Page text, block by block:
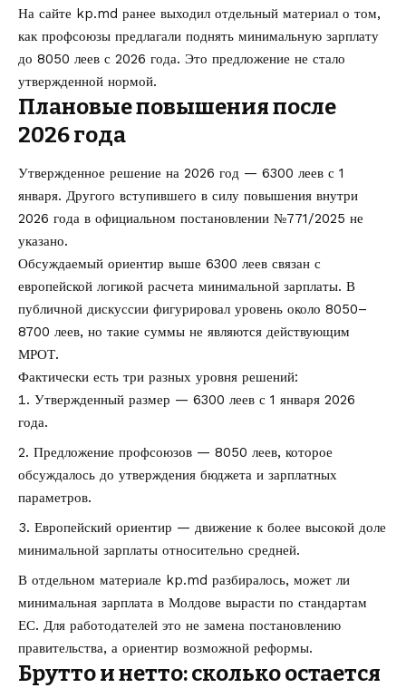
На сайте kp.md ранее выходил отдельный материал о том,
как профсоюзы предлагали поднять минимальную зарплату
до 8050 леев с 2026 года. Это предложение не стало
утвержденной нормой.
Плановые повышения после
2026 года
Утвержденное решение на 2026 год — 6300 леев с 1
января. Другого вступившего в силу повышения внутри
2026 года в официальном постановлении №771/2025 не
указано.
Обсуждаемый ориентир выше 6300 леев связан с
европейской логикой расчета минимальной зарплаты. В
публичной дискуссии фигурировал уровень около 8050–
8700 леев, но такие суммы не являются действующим
МРОТ.
Фактически есть три разных уровня решений:
Утвержденный размер — 6300 леев с 1 января 2026
года.
Предложение профсоюзов — 8050 леев, которое
обсуждалось до утверждения бюджета и зарплатных
параметров.
Европейский ориентир — движение к более высокой доле
минимальной зарплаты относительно средней.
В отдельном материале kp.md разбиралось, может ли
минимальная зарплата в Молдове вырасти по стандартам
ЕС. Для работодателей это не замена постановлению
правительства, а ориентир возможной реформы.
Брутто и нетто: сколько остается